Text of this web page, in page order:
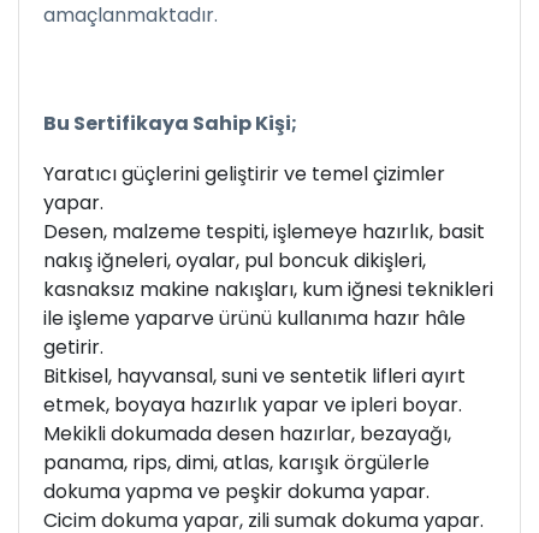
amaçlanmaktadır.
Bu Sertifikaya Sahip Kişi;
Yaratıcı güçlerini geliştirir ve temel çizimler
yapar.
Desen, malzeme tespiti, işlemeye hazırlık, basit
nakış iğneleri, oyalar, pul boncuk dikişleri,
kasnaksız makine nakışları, kum iğnesi teknikleri
ile işleme yaparve ürünü kullanıma hazır hâle
getirir.
Bitkisel, hayvansal, suni ve sentetik lifleri ayırt
etmek, boyaya hazırlık yapar ve ipleri boyar.
Mekikli dokumada desen hazırlar, bezayağı,
panama, rips, dimi, atlas, karışık örgülerle
dokuma yapma ve peşkir dokuma yapar.
Cicim dokuma yapar, zili sumak dokuma yapar.